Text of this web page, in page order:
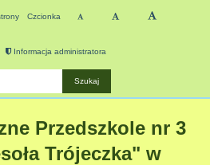
Czcionka
Informacja administratora
Przedszkole nr 3
Trójeczka" w